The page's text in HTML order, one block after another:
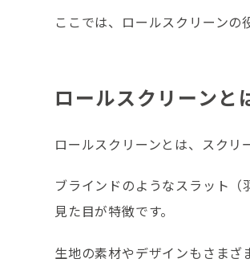
ここでは、ロールスクリーンの
ロールスクリーンと
ロールスクリーンとは、スクリ
ブラインドのようなスラット
見た目が特徴です。
生地の素材やデザインもさま